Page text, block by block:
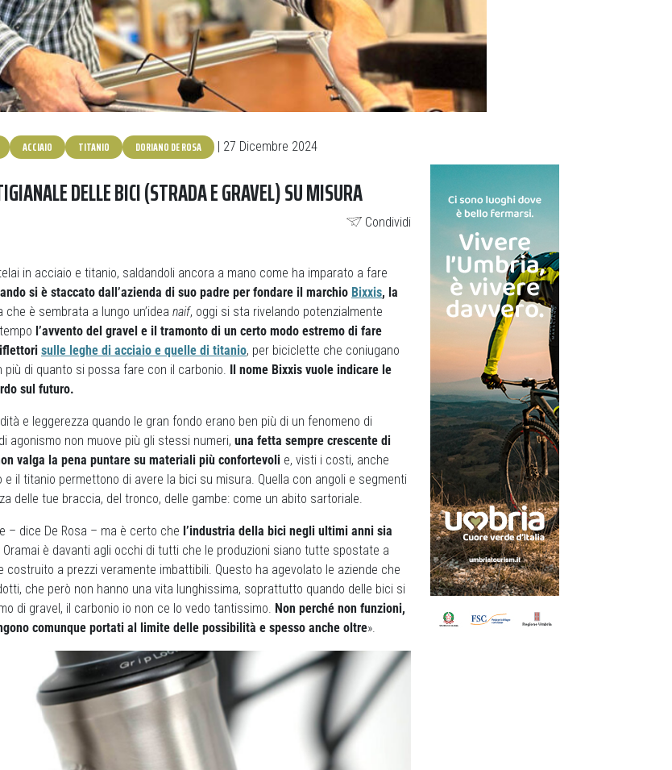
ACCIAIO TITANIO DORIANO DE ROSA | 27 Dicembre 2024
DELLE BICI (STRADA E GRAVEL) SU MISURA
Condividi
in acciaio e titanio, saldandoli ancora a mano come ha imparato a fare
si è staccato dall’azienda di suo padre per fondare il marchio Bixxis, la
che è sembrata a lungo un’idea naif, oggi si sta rivelando potenzialmente
l’avvento del gravel e il tramonto di un certo modo estremo di fare
sulle leghe di acciaio e quelle di titanio, per biciclette che coniugano
più di quanto si possa fare con il carbonio.
Il nome Bixxis vuole indicare le
sul futuro.
e leggerezza quando le gran fondo erano ben più di un fenomeno di
agonismo non muove più gli stessi numeri, una fetta sempre crescente di
valga la pena puntare su materiali più confortevoli e, visti i costi, anche
e il titanio permettono di avere la bici su misura. Quella con angoli e segmenti
delle tue braccia, del tronco, delle gambe: come un abito sartoriale.
– dice De Rosa – ma è certo che l’industria della bici negli ultimi anni sia
Oramai è davanti agli occhi di tutti che le produzioni siano tutte spostate a
costruito a prezzi veramente imbattibili. Questo ha agevolato le aziende che
che però non hanno una vita lunghissima, soprattutto quando delle bici si
di gravel, il carbonio io non ce lo vedo tantissimo. Non perché non funzioni,
comunque portati al limite delle possibilità e spesso anche oltre».